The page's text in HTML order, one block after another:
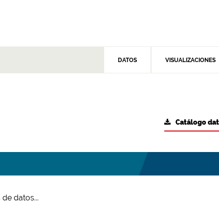
DATOS VISUALIZACIONES
Catálogo